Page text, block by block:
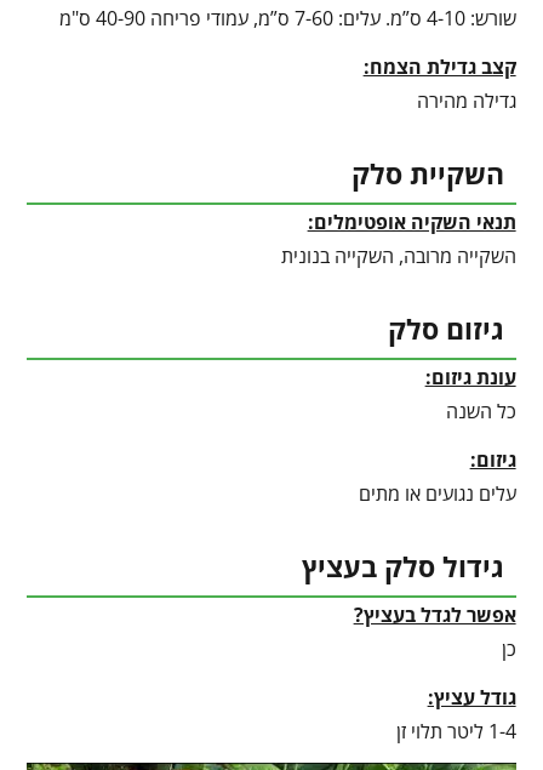
שורש: 4-10 ס”מ. עלים: 7-60 ס”מ, עמודי פריחה 40-90 ס"מ
קצב גדילת הצמח:
גדילה מהירה
השקיית סלק
תנאי השקיה אופטימלים:
השקייה מרובה, השקייה בנונית
גיזום סלק
עונת גיזום:
כל השנה
גיזום:
עלים נגועים או מתים
גידול סלק בעציץ
אפשר לגדל בעציץ?
כן
גודל עציץ:
1-4 ליטר תלוי זן